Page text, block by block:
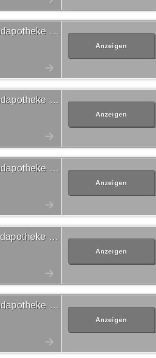
10% Volksversand Versandapotheke Gutschein
Anzeigen
10% Volksversand Versandapotheke Gutschein
Anzeigen
12% Volksversand Versandapotheke Gutschein
Anzeigen
11% Volksversand Versandapotheke Gutschein
Anzeigen
15% Volksversand Versandapotheke Gutschein
Anzeigen